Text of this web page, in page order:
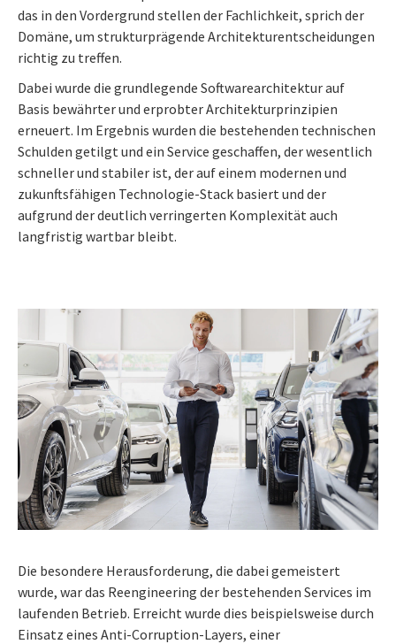
das in den Vordergrund stellen der Fachlichkeit, sprich der
Domäne, um strukturprägende Architekturentscheidungen
richtig zu treffen.
Dabei wurde die grundlegende Softwarearchitektur auf
Basis bewährter und erprobter Architekturprinzipien
erneuert. Im Ergebnis wurden die bestehenden technischen
Schulden getilgt und ein Service geschaffen, der wesentlich
schneller und stabiler ist, der auf einem modernen und
zukunftsfähigen Technologie-Stack basiert und der
aufgrund der deutlich verringerten Komplexität auch
langfristig wartbar bleibt.
Die besondere Herausforderung, die dabei gemeistert
wurde, war das Reengineering der bestehenden Services im
laufenden Betrieb. Erreicht wurde dies beispielsweise durch
Einsatz eines Anti-Corruption-Layers, einer